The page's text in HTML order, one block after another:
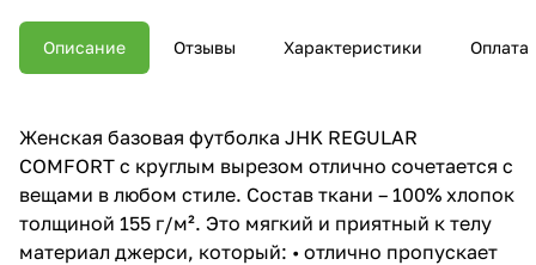
Описание Отзывы Характеристики Оплата
Женская базовая футболка JHK REGULAR
COMFORT с круглым вырезом отлично сочетается с
вещами в любом стиле. Состав ткани – 100% хлопок
толщиной 155 г/м². Это мягкий и приятный к телу
материал джерси, который: • отлично пропускает